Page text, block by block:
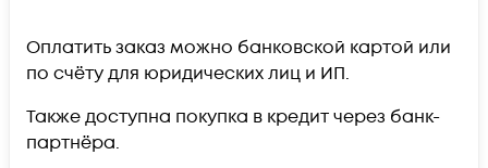
Оплатить заказ можно банковской картой или
по счёту для юридических лиц и ИП.
Также доступна покупка в кредит через банк-
партнёра.